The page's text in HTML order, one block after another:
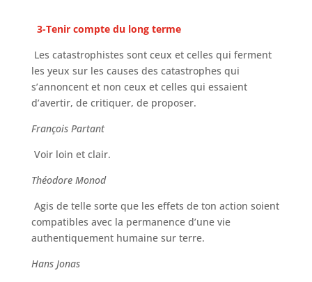
3-Tenir compte du long terme
Les catastrophistes sont ceux et celles qui ferment
les yeux sur les causes des catastrophes qui
s’annoncent et non ceux et celles qui essaient
d’avertir, de critiquer, de proposer.
François Partant
Voir loin et clair.
Théodore Monod
Agis de telle sorte que les effets de ton action soient
compatibles avec la permanence d’une vie
authentiquement humaine sur terre.
Hans Jonas